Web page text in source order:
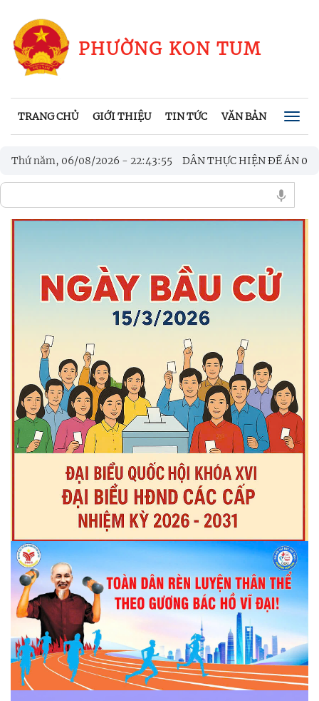
PHƯỜNG KON TUM
TRANG CHỦ GIỚI THIỆU TIN TỨC VĂN BẢN CHÍNH
Thứ năm, 06/08/2026 - 22:43:57
CÙNG NHÂN DÂN THỰC HIỆN ĐỀ ÁN 06”
KON TUM